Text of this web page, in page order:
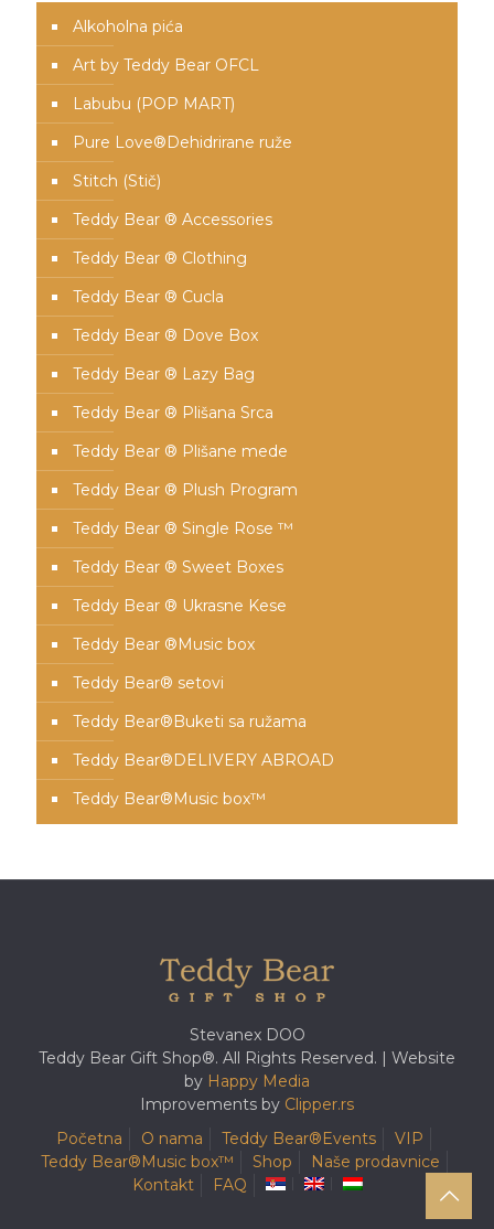
Alkoholna pića
Art by Teddy Bear OFCL
Labubu (POP MART)
Pure Love®️Dehidrirane ruže
Stitch (Stič)
Teddy Bear ® Accessories
Teddy Bear ® Clothing
Teddy Bear ® Cucla
Teddy Bear ® Dove Box
Teddy Bear ® Lazy Bag
Teddy Bear ® Plišana Srca
Teddy Bear ® Plišane mede
Teddy Bear ® Plush Program
Teddy Bear ® Single Rose ™
Teddy Bear ® Sweet Boxes
Teddy Bear ® Ukrasne Kese
Teddy Bear ®Music box
Teddy Bear® setovi
Teddy Bear®️Buketi sa ružama
Teddy Bear®️DELIVERY ABROAD
Teddy Bear®️Music box™️
Stevanex DOO
Teddy Bear Gift Shop®. All Rights Reserved. | Website
by Happy Media
Improvements by Clipper.rs
Početna
O nama Teddy Bear®️Events
VIP
Teddy Bear®️Music box™️
Shop
Naše prodavnice
Kontakt
FAQ